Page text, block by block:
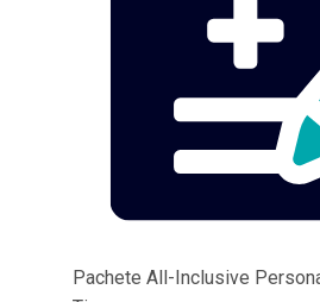
Pachete All-Inclusive